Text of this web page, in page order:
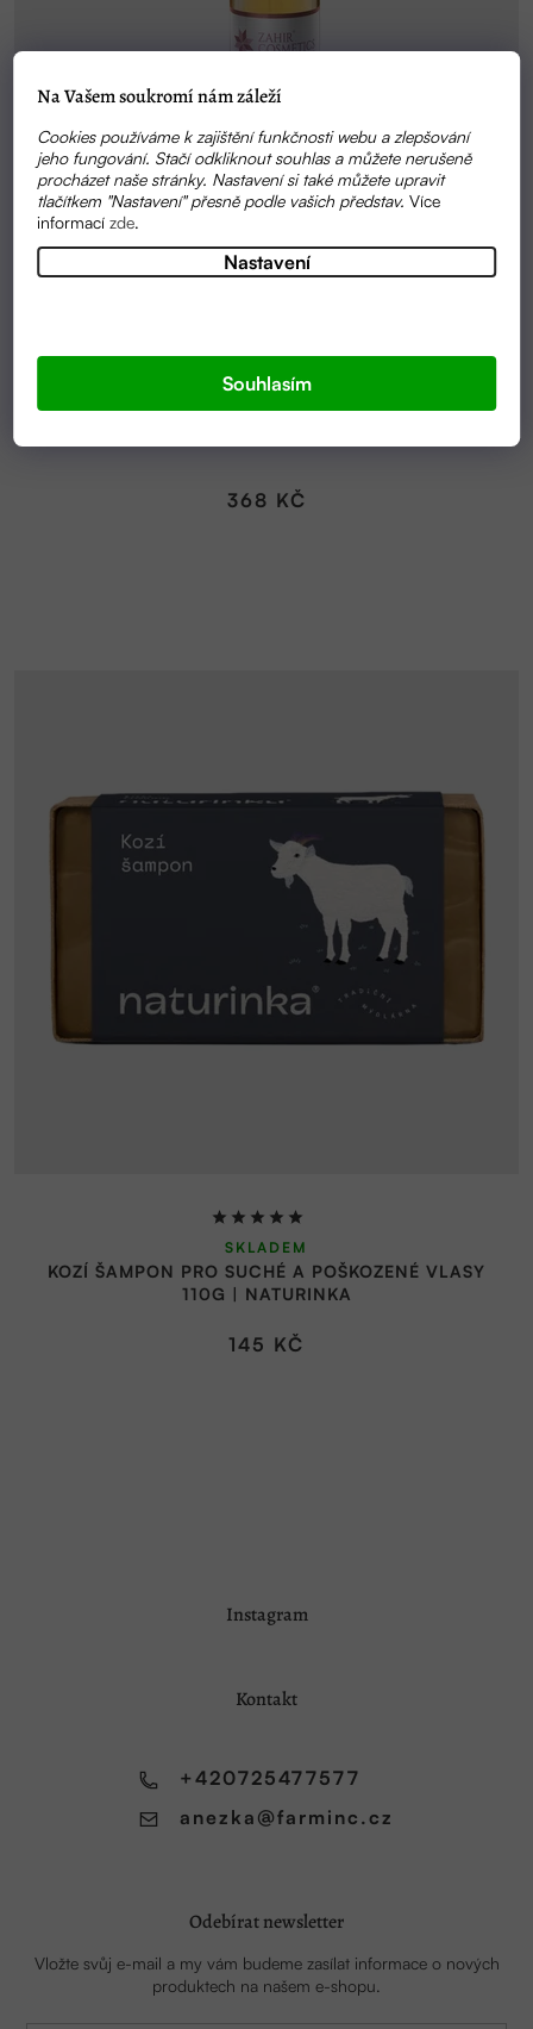
Na Vašem soukromí nám záleží
Cookies používáme k zajištění funkčnosti webu a zlepšování
jeho fungování. Stačí odkliknout souhlas a můžete nerušeně
procházet naše stránky. Nastavení si také můžete upravit
tlačítkem "Nastavení" přesně podle vašich představ.Více
informacízde.
Nastavení
Souhlasím
368 KČ
KOZÍ ŠAMPON PRO SUCHÉ A POŠKOZENÉ VLASY
110G | NATURINKA
Průměrné
hodnocení
produktu
je
SKLADEM
145 KČ
Instagram
Kontakt
anezka @farminc.cz
+420725477577
Odebírat newsletter
Vložte svůj e-mail a my vám budeme zasílat informace o nových
produktech na našem e-shopu.